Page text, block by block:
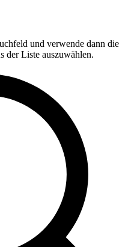
und verwende dann die
der Liste auszuwählen.